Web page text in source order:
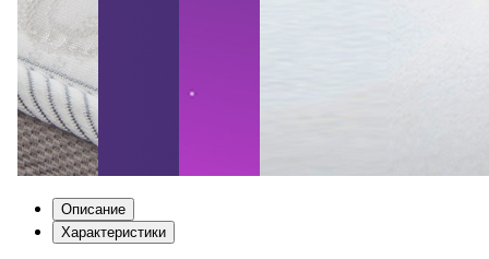
Описание
Характеристики